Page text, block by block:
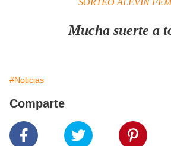
SORTEO ALEVÍN
Mucha suerte a
#Noticias
Comparte